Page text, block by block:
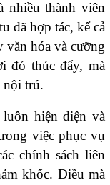
nhiều thành viên
đã hợp tác, kể cả
văn hóa và cưỡng
đó thúc đẩy, mà
nội trú.
hiện diện và
việc phục vụ
chính sách liên
khốc. Điều mà